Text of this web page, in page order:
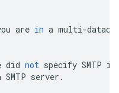
are in a multi-
did not specify SMTP
SMTP server .